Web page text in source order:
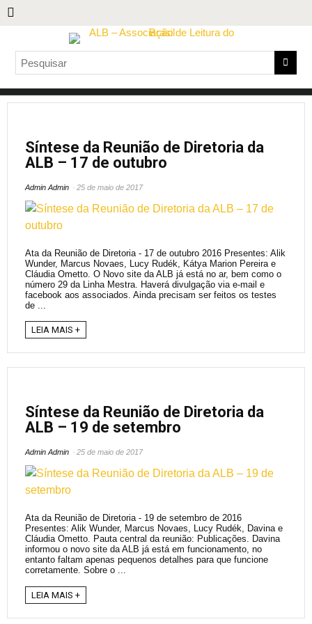
Síntese da Reunião de Diretoria da
ALB – 17 de outubro
Admin Admin 25 de maio de 2017
Ata da Reunião de Diretoria - 17 de outubro 2016 Presentes: Alik
Wunder, Marcus Novaes, Lucy Rudék, Kátya Marion Pereira e
Cláudia Ometto. O Novo site da ALB já está no ar, bem como o
número 29 da Linha Mestra. Haverá divulgação via e-mail e
facebook aos associados. Ainda precisam ser feitos os testes
de ...
LEIA MAIS +
Síntese da Reunião de Diretoria da
ALB – 19 de setembro
Admin Admin 25 de maio de 2017
Ata da Reunião de Diretoria - 19 de setembro de 2016
Presentes: Alik Wunder, Marcus Novaes, Lucy Rudék, Davina e
Cláudia Ometto. Pauta central da reunião: Publicações. Davina
informou o novo site da ALB já está em funcionamento, no
entanto faltam apenas pequenos detalhes para que funcione
corretamente. Sobre o ...
LEIA MAIS +